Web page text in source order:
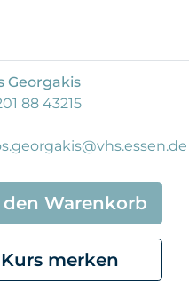
Georgakis
88 43215
Warenkorb
Kurs merken